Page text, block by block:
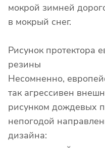
мокрой зимней
в мокрый снег.
Рисунок протектора
резины
Несомненно,
так агрессивен
рисунком дождевых
непогодой
дизайна: